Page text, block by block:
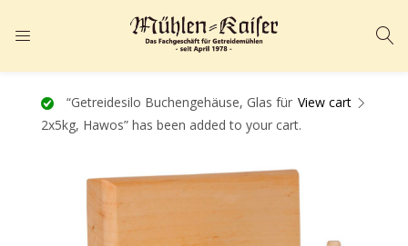
ANMELDEN
Geben Sie Ihren Benutzernamen und Ihr Passwort ein, um sich
anzumelden.
View cart
“Getreidesilo Buchengehäuse, Glas für
2x5kg, Hawos” has been added to your cart.